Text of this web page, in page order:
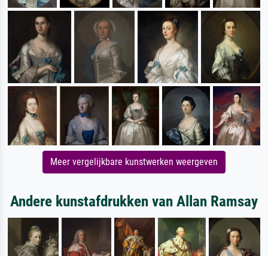
Meer vergelijkbare kunstwerken weergeven
Andere kunstafdrukken van Allan Ramsay